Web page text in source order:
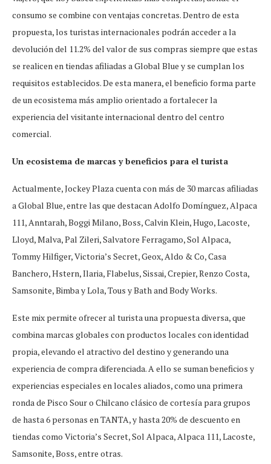
consumo se combine con ventajas concretas. Dentro de esta
propuesta, los turistas internacionales podrán acceder a la
devolución del 11.2% del valor de sus compras siempre que estas
se realicen en tiendas afiliadas a Global Blue y se cumplan los
requisitos establecidos. De esta manera, el beneficio forma parte
de un ecosistema más amplio orientado a fortalecer la
experiencia del visitante internacional dentro del centro
comercial.
Un ecosistema de marcas y beneficios para el turista
Actualmente, Jockey Plaza cuenta con más de 30 marcas afiliadas
a Global Blue, entre las que destacan Adolfo Domínguez, Alpaca
111, Anntarah, Boggi Milano, Boss, Calvin Klein, Hugo, Lacoste,
Lloyd, Malva, Pal Zileri, Salvatore Ferragamo, Sol Alpaca,
Tommy Hilfiger, Victoria’s Secret, Geox, Aldo & Co, Casa
Banchero, Hstern, Ilaria, Flabelus, Sissai, Crepier, Renzo Costa,
Samsonite, Bimba y Lola, Tous y Bath and Body Works.
Este mix permite ofrecer al turista una propuesta diversa, que
combina marcas globales con productos locales con identidad
propia, elevando el atractivo del destino y generando una
experiencia de compra diferenciada. A ello se suman beneficios y
experiencias especiales en locales aliados, como una primera
ronda de Pisco Sour o Chilcano clásico de cortesía para grupos
de hasta 6 personas en TANTA, y hasta 20% de descuento en
tiendas como Victoria’s Secret, Sol Alpaca, Alpaca 111, Lacoste,
Samsonite, Boss, entre otras.